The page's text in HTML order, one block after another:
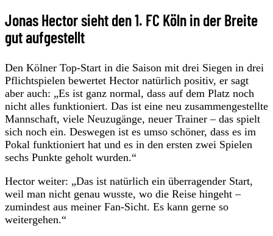
Jonas Hector sieht den 1. FC Köln in der Breite
gut aufgestellt
Den Kölner Top-Start in die Saison mit drei Siegen in drei
Pflichtspielen bewertet Hector natürlich positiv, er sagt
aber auch: „Es ist ganz normal, dass auf dem Platz noch
nicht alles funktioniert. Das ist eine neu zusammengestellte
Mannschaft, viele Neuzugänge, neuer Trainer – das spielt
sich noch ein. Deswegen ist es umso schöner, dass es im
Pokal funktioniert hat und es in den ersten zwei Spielen
sechs Punkte geholt wurden.“
Hector weiter: „Das ist natürlich ein überragender Start,
weil man nicht genau wusste, wo die Reise hingeht –
zumindest aus meiner Fan-Sicht. Es kann gerne so
weitergehen.“